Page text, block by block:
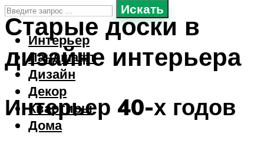
Искать
Интерьер
Ландшафт
Дизайн
Декор
Квартиры
Дома
Старые доски в
дизайне интерьера
Интерьер 40-х годов